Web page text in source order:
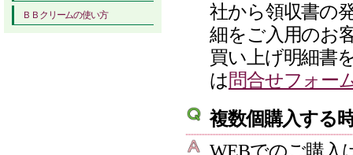
ＢＢクリームの使い方
社から領収書の
細をご入用のお
買い上げ明細書
は問合せフォー
複数個購入する
WEBでのご購入